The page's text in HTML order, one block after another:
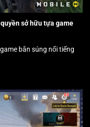
sở hữu tựa game
bắn súng nổi tiếng